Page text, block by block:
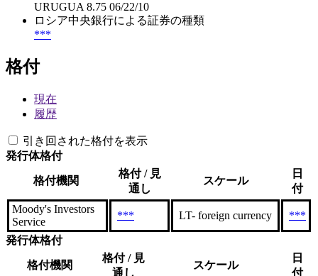
URUGUA 8.75 06/22/10
ロシア中央銀行による証券の種類
***
格付
現在
履歴
引き回された格付を表示
発行体格付
格付機関
格付 / 見
通し
スケール
日
付
Moody's Investors
Service
*** LT- foreign currency ***
発行体格付
格付機関
格付 / 見
通し
スケール
日
付